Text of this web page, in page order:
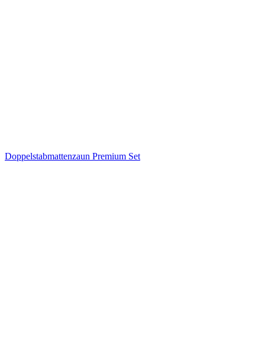
Doppelstabmattenzaun Premium Set